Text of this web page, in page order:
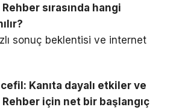
sırasında hangi
sonuç beklentisi ve internet
Kanıta dayalı etkiler ve
Rehber için net bir başlangıç